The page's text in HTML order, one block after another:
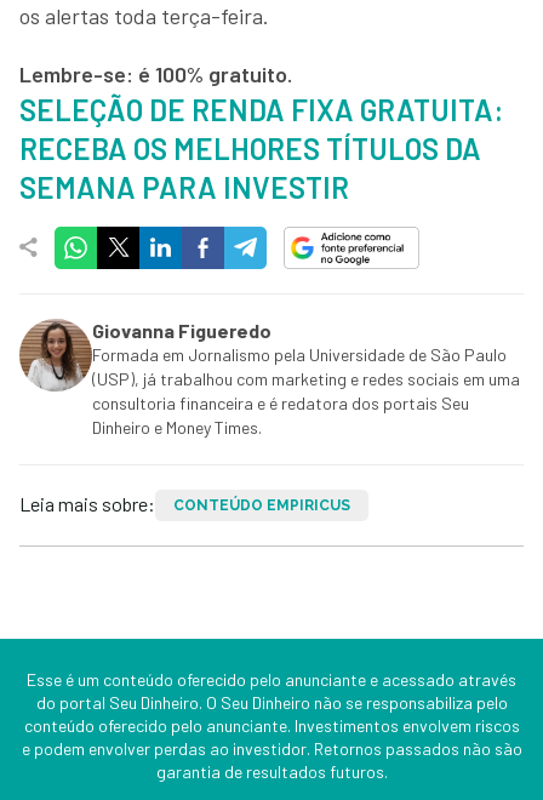
os alertas toda terça-feira.
Lembre-se: é 100% gratuito.
SELEÇÃO DE RENDA FIXA GRATUITA:
RECEBA OS MELHORES TÍTULOS DA
SEMANA PARA INVESTIR
Giovanna Figueredo
Formada em Jornalismo pela Universidade de São Paulo
(USP), já trabalhou com marketing e redes sociais em uma
consultoria financeira e é redatora dos portais Seu
Dinheiro e Money Times.
Leia mais sobre: CONTEÚDO EMPIRICUS
Esse é um conteúdo oferecido pelo anunciante e acessado através
do portal Seu Dinheiro. O Seu Dinheiro não se responsabiliza pelo
conteúdo oferecido pelo anunciante. Investimentos envolvem riscos
e podem envolver perdas ao investidor. Retornos passados não são
garantia de resultados futuros.